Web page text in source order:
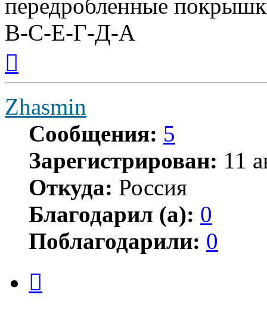
передробленные
В-С-Е-Г-Д-А
началу
Zhasmin
Сообщения: 5
Зарегистрирован: 11
Откуда: Россия
Благодарил (а): 0
Поблагодарили: 0